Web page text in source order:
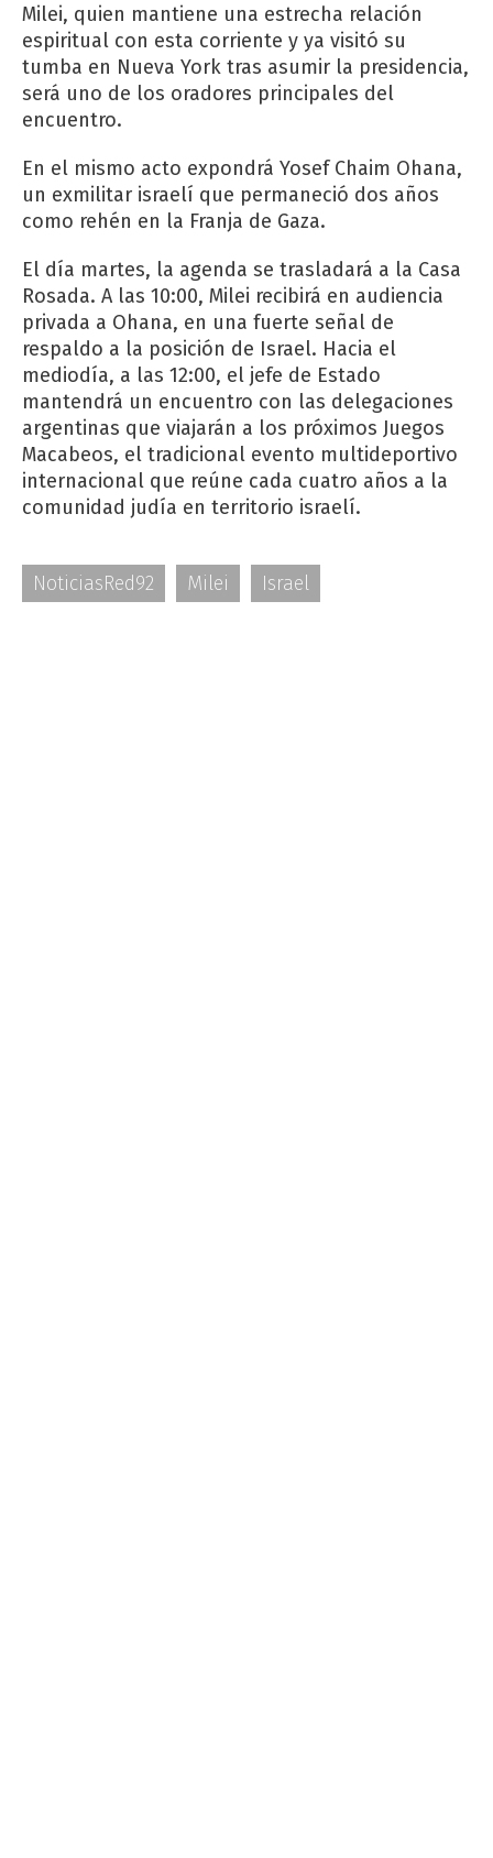
Milei, quien mantiene una estrecha relación
espiritual con esta corriente y ya visitó su
tumba en Nueva York tras asumir la presidencia,
será uno de los oradores principales del
encuentro.
En el mismo acto expondrá Yosef Chaim Ohana,
un exmilitar israelí que permaneció dos años
como rehén en la Franja de Gaza.
El día martes, la agenda se trasladará a la Casa
Rosada. A las 10:00, Milei recibirá en audiencia
privada a Ohana, en una fuerte señal de
respaldo a la posición de Israel. Hacia el
mediodía, a las 12:00, el jefe de Estado
mantendrá un encuentro con las delegaciones
argentinas que viajarán a los próximos Juegos
Macabeos, el tradicional evento multideportivo
internacional que reúne cada cuatro años a la
comunidad judía en territorio israelí.
NoticiasRed92 Milei Israel